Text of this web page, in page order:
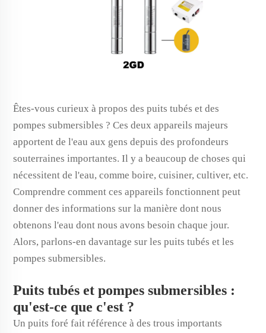
Êtes-vous curieux à propos des puits tubés et des
pompes submersibles ? Ces deux appareils majeurs
apportent de l'eau aux gens depuis des profondeurs
souterraines importantes. Il y a beaucoup de choses qui
nécessitent de l'eau, comme boire, cuisiner, cultiver, etc.
Comprendre comment ces appareils fonctionnent peut
donner des informations sur la manière dont nous
obtenons l'eau dont nous avons besoin chaque jour.
Alors, parlons-en davantage sur les puits tubés et les
pompes submersibles.
Puits tubés et pompes submersibles :
qu'est-ce que c'est ?
Un puits foré fait référence à des trous importants